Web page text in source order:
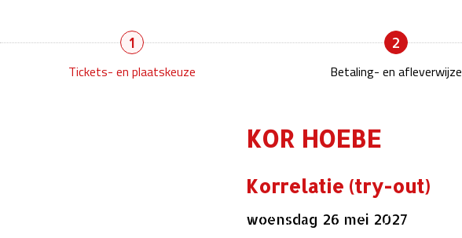
1
Tickets- en plaatskeuze
2
Betaling- en afleverwijze
KOR HOEBE
Korrelatie (try-out)
woensdag 26 mei 2027